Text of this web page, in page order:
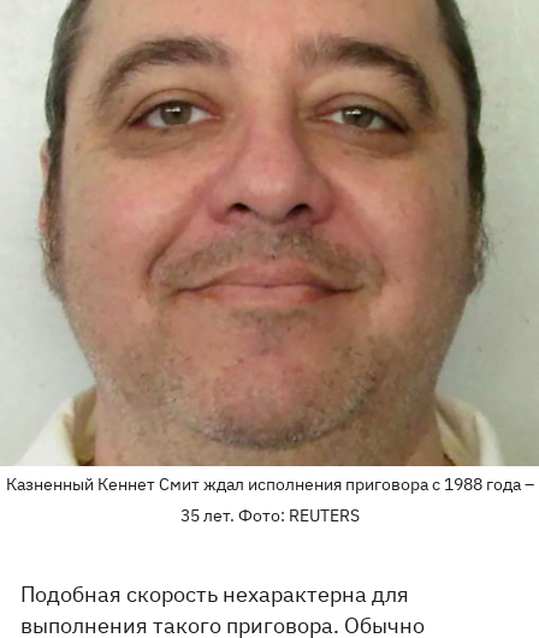
Казненный Кеннет Смит ждал исполнения приговора с 1988 года –
35 лет. Фото: REUTERS
Подобная скорость нехарактерна для
выполнения такого приговора. Обычно